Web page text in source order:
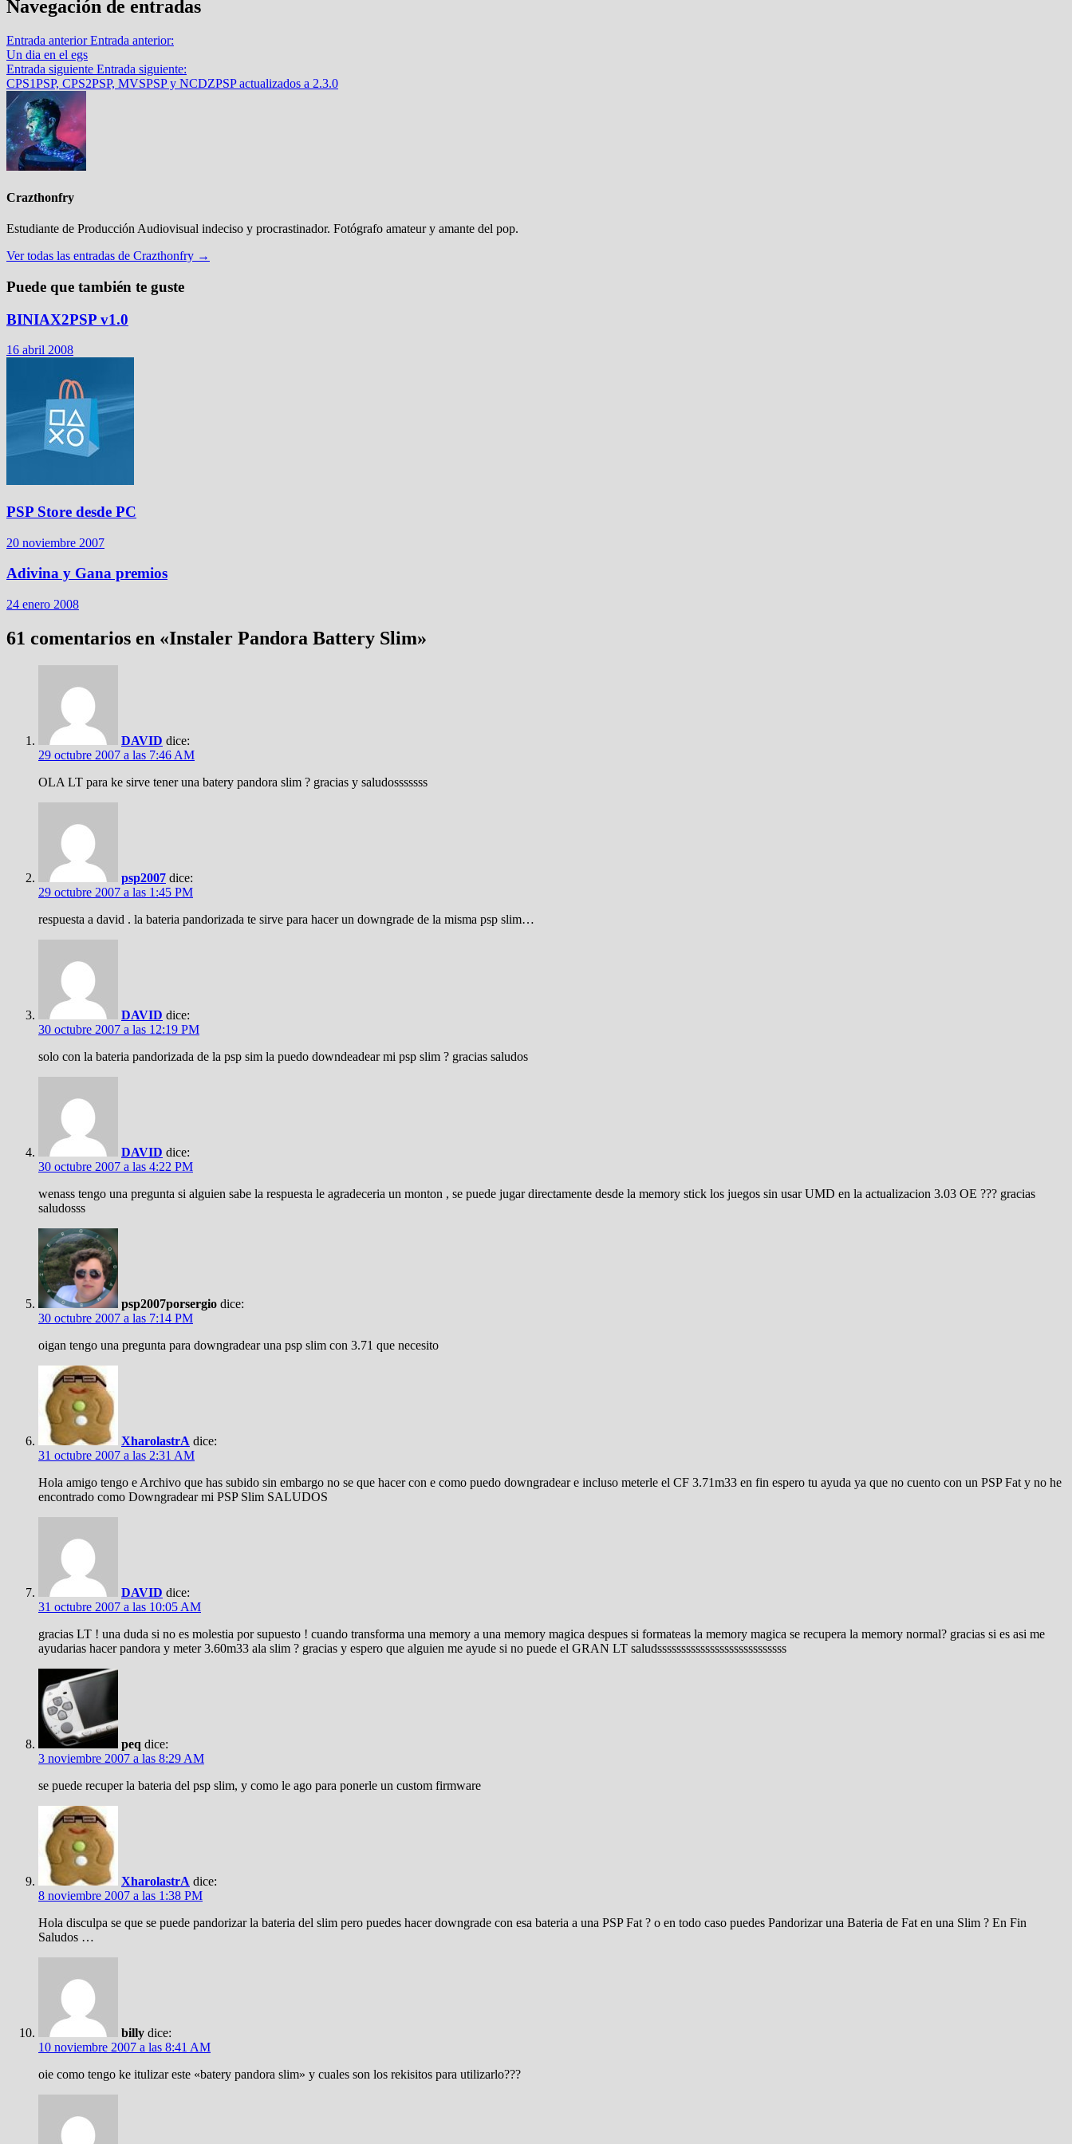
Navegación de entradas
Entrada anterior Entrada anterior:
Un dia en el egs
Entrada siguiente Entrada siguiente:
CPS1PSP, CPS2PSP, MVSPSP y NCDZPSP actualizados a 2.3.0
Crazthonfry
Estudiante de Producción Audiovisual indeciso y procrastinador. Fotógrafo amateur y amante del pop.
Ver todas las entradas de Crazthonfry →
Puede que también te guste
BINIAX2PSP v1.0
16 abril 2008
PSP Store desde PC
20 noviembre 2007
Adivina y Gana premios
24 enero 2008
61 comentarios en «Instaler Pandora Battery Slim»
DAVID dice:
29 octubre 2007 a las 7:46 AM
OLA LT para ke sirve tener una batery pandora slim ? gracias y saludosssssss
psp2007 dice:
29 octubre 2007 a las 1:45 PM
respuesta a david . la bateria pandorizada te sirve para hacer un downgrade de la misma psp slim…
DAVID dice:
30 octubre 2007 a las 12:19 PM
solo con la bateria pandorizada de la psp sim la puedo downdeadear mi psp slim ? gracias saludos
DAVID dice:
30 octubre 2007 a las 4:22 PM
wenass tengo una pregunta si alguien sabe la respuesta le agradeceria un monton , se puede jugar directamente desde la memory stick los juegos sin usar UMD en la actualizacion 3.03 OE ??? gracias
saludosss
psp2007porsergio dice:
30 octubre 2007 a las 7:14 PM
oigan tengo una pregunta para downgradear una psp slim con 3.71 que necesito
XharolastrA dice:
31 octubre 2007 a las 2:31 AM
Hola amigo tengo e Archivo que has subido sin embargo no se que hacer con e como puedo downgradear e incluso meterle el CF 3.71m33 en fin espero tu ayuda ya que no cuento con un PSP Fat y no he
encontrado como Downgradear mi PSP Slim SALUDOS
DAVID dice:
31 octubre 2007 a las 10:05 AM
gracias LT ! una duda si no es molestia por supuesto ! cuando transforma una memory a una memory magica despues si formateas la memory magica se recupera la memory normal? gracias si es asi me
ayudarias hacer pandora y meter 3.60m33 ala slim ? gracias y espero que alguien me ayude si no puede el GRAN LT saludsssssssssssssssssssssssssss
peq dice:
3 noviembre 2007 a las 8:29 AM
se puede recuper la bateria del psp slim, y como le ago para ponerle un custom firmware
XharolastrA dice:
8 noviembre 2007 a las 1:38 PM
Hola disculpa se que se puede pandorizar la bateria del slim pero puedes hacer downgrade con esa bateria a una PSP Fat ? o en todo caso puedes Pandorizar una Bateria de Fat en una Slim ? En Fin
Saludos …
billy dice:
10 noviembre 2007 a las 8:41 AM
oie como tengo ke itulizar este «batery pandora slim» y cuales son los rekisitos para utilizarlo???